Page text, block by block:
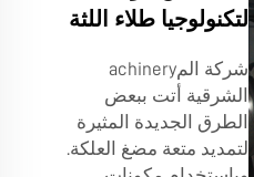
لتكنولوجيا طلاء اللثة
شركة المachinery
الشرقية أتت ببعض
الطرق الجديدة المثيرة
لتمديد متعة مضغ العلكة.